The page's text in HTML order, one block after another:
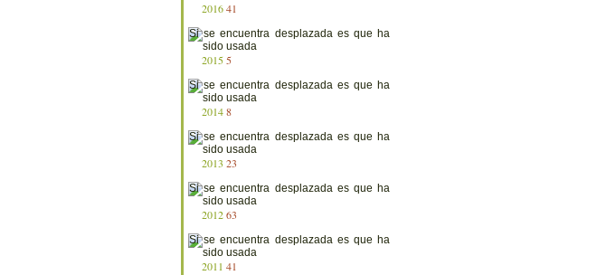
201641
2015 5
20148
2013 23
201263
2011 41